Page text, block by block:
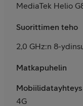
MediaTek Helio
Suorittimen teho
2,0 GHz:n 8-
Matkapuhelin
Mobiilidatayhteys
4G